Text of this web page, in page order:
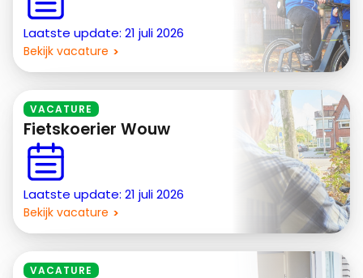
Laatste update: 21 juli 2026
Bekijk vacature
VACATURE
Fietskoerier Wouw
Laatste update: 21 juli 2026
Bekijk vacature
VACATURE